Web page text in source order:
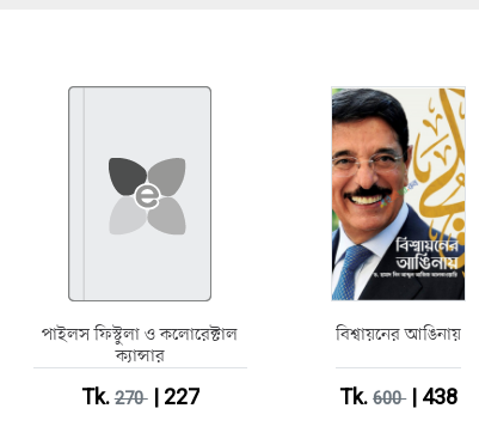
পাইলস ফিস্টুলা ও কলোরেক্টাল
ক্যান্সার
Tk.270| 227
বিশ্বায়নের আঙিনায়
Tk.600| 438